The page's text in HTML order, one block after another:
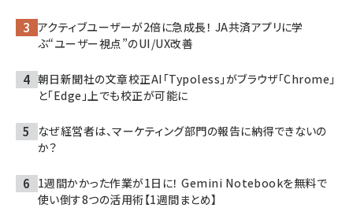
アクティブユーザーが2倍に急成長！ JA共済アプリに学
ぶ“ユーザー視点”のUI/UX改善
朝日新聞社の文章校正AI「Typoless」がブラウザ「Chrome」
と「Edge」上でも校正が可能に
なぜ経営者は、マーケティング部門の報告に納得できないの
か？
1週間かかった作業が1日に！ Gemini Notebookを無料で
使い倒す8つの活用術【1週間まとめ】